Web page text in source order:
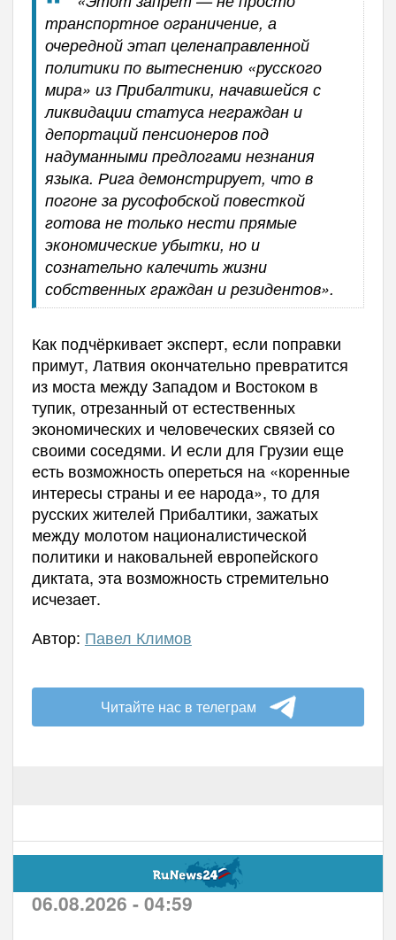
транспортное ограничение, а
очередной этап целенаправленной
политики по вытеснению «русского
мира» из Прибалтики, начавшейся с
ликвидации статуса неграждан и
депортаций пенсионеров под
надуманными предлогами незнания
языка. Рига демонстрирует, что в
погоне за русофобской повесткой
готова не только нести прямые
экономические убытки, но и
сознательно калечить жизни
собственных граждан и резидентов».
Как подчёркивает эксперт, если поправки
примут, Латвия окончательно превратится
из моста между Западом и Востоком в
тупик, отрезанный от естественных
экономических и человеческих связей со
своими соседями. И если для Грузии еще
есть возможность опереться на «коренные
интересы страны и ее народа», то для
русских жителей Прибалтики, зажатых
между молотом националистической
политики и наковальней европейского
диктата, эта возможность стремительно
исчезает.
Автор: Павел Климов
Читайте нас в телеграм
06.08.2026 - 04:59